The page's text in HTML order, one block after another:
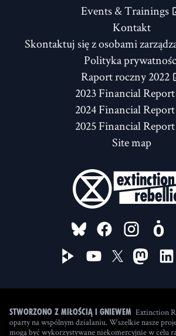
Events & Trainings
Kontakt
Skontaktuj się z osobami
Polityka
Raport roczny 2022
2023 Financial Report
2024 Financial Report
2025 Financial Report
Site map
FOLLOW US
Stworzono z miłością i gniewem Extinction
oparty na wspólnym działaniu. Wszelkie nasze
mogą być wykorzystywane niekomercyjnie w celu